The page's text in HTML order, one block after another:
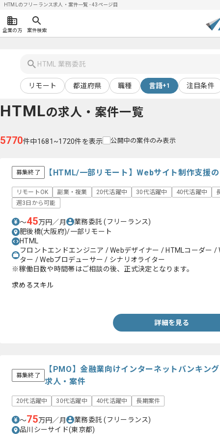
HTMLのフリーランス求人・案件一覧 - 43ページ目
企業の方 案件検索
リモート 都道府県 職種 言語+1 注目条件
HTMLの求人・案件一覧
5770件中1681~1720件を表示 公開中の案件のみ表示
募集終了 【HTML/一部リモート】Webサイト制作支援
リモートOK 副業・複業 20代活躍中 30代活躍中 40代活躍中
週3日から可能
〜45万円／月 業務委託(フリーランス)
肥後橋(大阪府)/一部リモート
HTML
フロントエンドエンジニア / Webデザイナー / HTMLコーダー /
ター / Webプロデューサー / シナリオライター
※稼働日数や時間帯はご相談の後、正式決定となります。
求めるスキル
詳細を見る
募集終了
【PMO】金融業向けインターネットバンキン
求人・案件
20代活躍中 30代活躍中 40代活躍中 長期案件
〜75万円／月 業務委託(フリーランス)
品川シーサイド(東京都)